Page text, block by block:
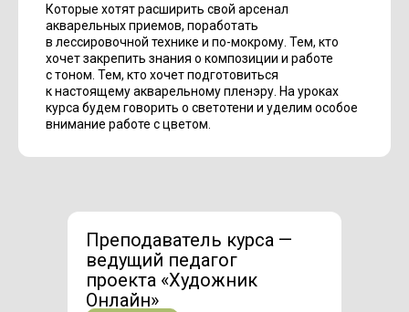
Которые хотят расширить свой арсенал
акварельных приемов, поработать
в лессировочной технике и по-мокрому. Тем, кто
хочет закрепить знания о композиции и работе
с тоном. Тем, кто хочет подготовиться
к настоящему акварельному пленэру. На уроках
курса будем говорить о светотени и уделим особое
внимание работе с цветом.
Преподаватель курса —
ведущий педагог
проекта «Художник
Онлайн»